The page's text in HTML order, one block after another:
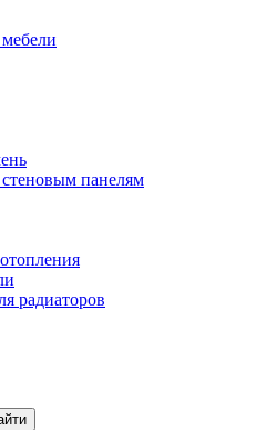
панелям
радиаторов